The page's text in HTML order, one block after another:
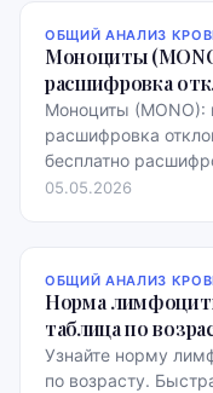
ОБЩИЙ АНАЛИЗ
Моноциты
расшифровка
Моноциты
расшифровка
бесплатно
норм.
05.05.2026
ОБЩИЙ АНАЛИЗ
Норма
таблица по
Узнайте норму
по возрасту.